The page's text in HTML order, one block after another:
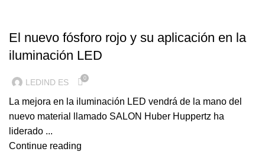
El nuevo fósforo rojo y su aplicación en la
iluminación LED
LEDIND ES 0
La mejora en la iluminación LED vendrá de la mano del
nuevo material llamado SALON Huber Huppertz ha
liderado ...
Continue reading